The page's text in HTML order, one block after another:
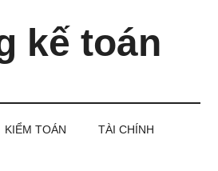
kế toán
KIỂM TOÁN TÀI CHÍNH